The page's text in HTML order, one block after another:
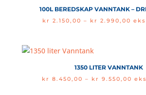
100L BEREDSKAP VANNTANK –
kr 2.150,00 – kr 2.990,00
1350 LITER VANNTANK
kr 8.450,00 – kr 9.550,00